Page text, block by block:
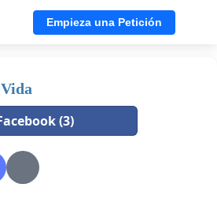
Empieza una Petición
(3)